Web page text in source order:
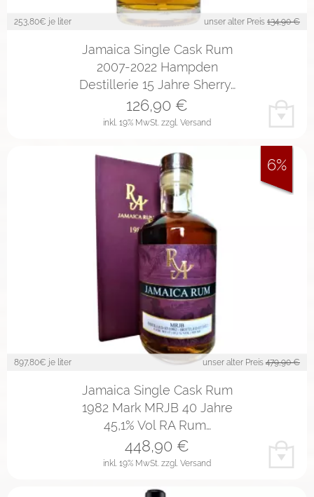
253,80€ je liter unser alter Preis 134,90 €
Jamaica Single Cask Rum
2007-2022 Hampden
Destillerie 15 Jahre Sherry…
inkl. 19% MwSt. zzgl. Versand
126,90 €
897,80€ je liter unser alter Preis 479,90 €
Jamaica Single Cask Rum
1982 Mark MRJB 40 Jahre
45,1% Vol RA Rum…
inkl. 19% MwSt. zzgl. Versand
448,90 €
6%